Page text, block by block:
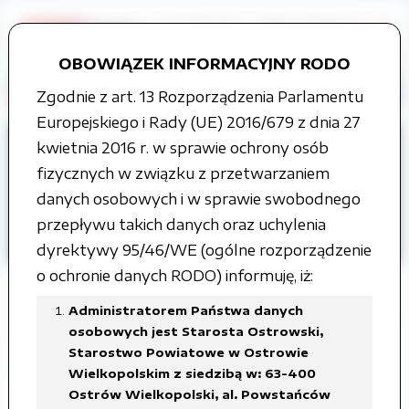
OBOWIĄZEK INFORMACYJNY RODO
Zgodnie z art. 13 Rozporządzenia Parlamentu
Europejskiego i Rady (UE) 2016/679 z dnia 27
kwietnia 2016 r. w sprawie ochrony osób
fizycznych w związku z przetwarzaniem
danych osobowych i w sprawie swobodnego
przepływu takich danych oraz uchylenia
dyrektywy 95/46/WE (ogólne rozporządzenie
o ochronie danych RODO) informuję, iż:
Administratorem Państwa danych
osobowych jest Starosta Ostrowski,
Starostwo Powiatowe w Ostrowie
Wielkopolskim z siedzibą w: 63-400
Ostrów Wielkopolski, al. Powstańców
Strona główna
Organy władzy publicznej
Rada Powiatu
Projekty uchwał Rady Powiatu
II kadencja
II kadencja